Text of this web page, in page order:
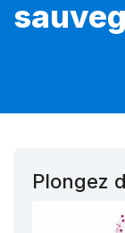
Plongez